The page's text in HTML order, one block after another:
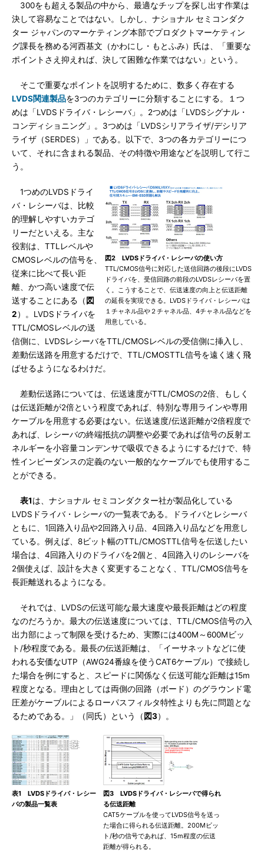
300をも超える製品の中から、最適なチップを探し出す作業は
決して容易なことではない。しかし、ナショナル セミコンダク
ター ジャパンのマーケティング本部でプロダクトマーケティン
グ課長を務める河西基文（かわにし・もとふみ）氏は、「重要な
ポイントさえ抑えれば、決して困難な作業ではない」という。
そこで重要なポイントを説明するために、数多く存在する
LVDS関連製品を3つのカテゴリーに分類することにする。１つ
めは「LVDSドライバ・レシーバ」。2つめは「LVDSシグナル・
コンディショニング」。3つめは「LVDSシリアライザ/デシリア
ライザ（SERDES）」である。以下で、3つの各カテゴリーにつ
いて、それに含まれる製品、その特徴や用途などを説明して行こ
う。
図2 LVDSドライバ・レシーバの使い方
TTL/CMOS信号に対応した送信回路の後段にLVDS
ドライバを、受信回路の前段のLVDSレシーバを置
く。こうすることで、伝送速度の向上と伝送距離
の延長を実現できる。LVDSドライバ・レシーバは
１チャネル品や２チャネル品、4チャネル品などを
用意している。
1つめのLVDSドライ
バ・レシーバは、比較
的理解しやすいカテゴ
リーだといえる。主な
役割は、TTLレベルや
CMOSレベルの信号を、
従来に比べて長い距
離、かつ高い速度で伝
送することにある（ 図
2）。LVDSドライバを
TTL/CMOSレベルの送
信側に、LVDSレシーバをTTL/CMOSレベルの受信側に挿入し、
差動伝送路を用意するだけで、TTL/CMOSTTL信号を遠く速く飛
ばせるようになるわけだ。
差動伝送路については、伝送速度がTTL/CMOSの2倍、もしく
は伝送距離が2倍という程度であれば、特別な専用ラインや専用
ケーブルを用意する必要はない。伝送速度/伝送距離が2倍程度で
あれば、レシーバの終端抵抗の調整や必要であれば信号の反射エ
ネルギーを小容量コンデンサで吸収できるようにするだけで、特
性インピーダンスの定義のない一般的なケーブルでも使用するこ
とができる。
表1は、ナショナル セミコンダクター社が製品化している
LVDSドライバ・レシーバの一覧表である。ドライバとレシーバ
ともに、1回路入り品や2回路入り品、4回路入り品などを用意し
ている。例えば、8ビット幅のTTL/CMOSTTL信号を伝送したい
場合は、4回路入りのドライバを2個と、4回路入りのレシーバを
2個使えば、設計を大きく変更することなく、TTL/CMOS信号を
長距離送れるようになる。
それでは、LVDSの伝送可能な最大速度や最長距離はどの程度
なのだろうか。最大の伝送速度については、TTL/CMOS信号の入
出力部によって制限を受けるため、実際には400M～600Mビッ
ト/秒程度である。最長の伝送距離は、「イーサネットなどに使
われる安価なUTP（AWG24番線を使うCAT6ケーブル）で接続し
た場合を例にすると、スピードに関係なく伝送可能な距離は15m
程度となる。理由としては両側の回路（ボード）のグラウンド電
圧差がケーブルによるローパスフィルタ特性よりも先に問題とな
るためである。」（同氏）という（ 図3）。
表1 LVDSドライバ・レシー
バの製品一覧表
図3 LVDSドライバ・レシーバで得られ
る伝送距離
CAT5ケーブルを使ってLVDS信号を送っ
た場合に得られる伝送距離。200Mビッ
ト/秒の信号であれば、15m程度の伝送
距離が得られる。